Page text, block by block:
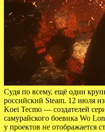
Судя по всему, ещё один
российский Steam. 12 июля
Koei Tecmo — создателей
самурайского боевика Wo
у проектов не отображается